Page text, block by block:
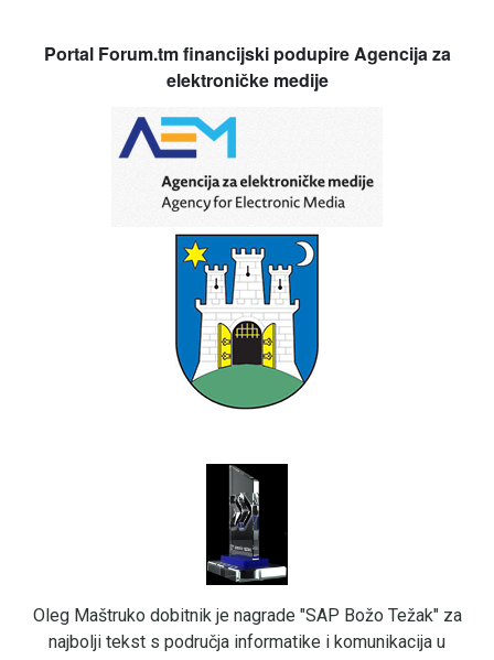
Portal Forum.tm financijski podupire Agencija za
elektroničke medije
Oleg Maštruko dobitnik je nagrade "SAP Božo Težak" za
najbolji tekst s područja informatike i komunikacija u